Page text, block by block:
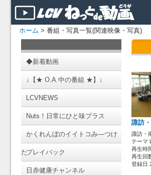
ホーム > 番組・写真一覧(関連映像・写真)
◆新着動画
↓【★ O.A.中の番組 ★】↓
LCVNEWS
Nuts！日常にひと味プラス
かくれんぼのイイトコみ―つけ
たプレイバック
日赤健康チャンネル
諏訪
諏訪・
テーマ
再生時
再生回
登録日